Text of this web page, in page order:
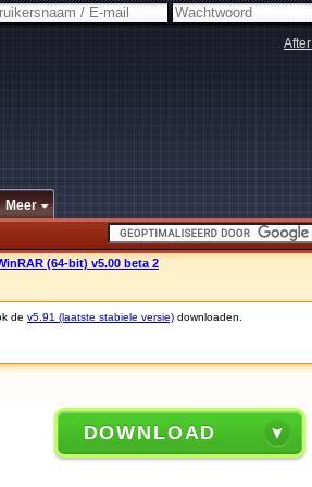
Meer
(64-bit) v5.00 beta 2
de v5.91 (laatste stabiele versie) downloaden.
DOWNLOAD